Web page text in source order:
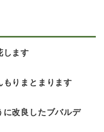
します
もりまとまります
に改良したブバルデ